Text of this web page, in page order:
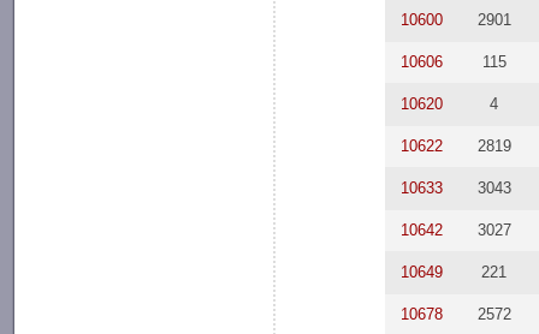
10600 2901
10606 115
10620 4
10622 2819
10633 3043
10642 3027
10649 221
10678 2572